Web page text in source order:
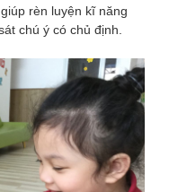
rèn luyện kĩ năng
chú ý có chủ định.